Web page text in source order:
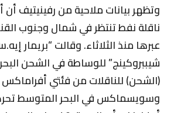
ناقلة نفط تنتظر في شمال وجنوب
عبرها منذ الثلاثاء. وقالت “بريمار
شيببروكينج” للوساطة في الشحن
(الشحن) للناقلات من فئتي أفراماكس
وسويسماكس في البحر المتوسط